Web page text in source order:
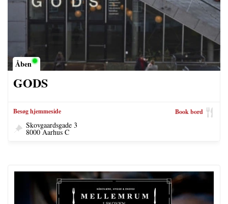
Åben
GODS
Besøg hjemmeside Book bord
Skovgaardsgade 3
8000 Aarhus C